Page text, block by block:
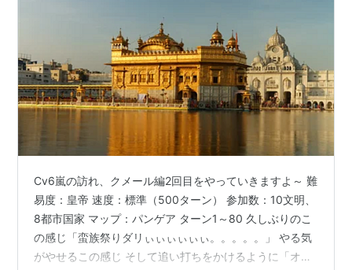
Cv6嵐の訪れ、クメール編2回目をやっていきますよ～ 難
易度：皇帝 速度：標準（500ターン） 参加数：10文明、
8都市国家 マップ：パンゲア ターン1～80 久しぶりのこ
の感じ「蛮族祭りダリぃぃぃぃぃぃ。。。。。」 やる気
がやせるこの感じ そして追い打ちをかけるように「オー